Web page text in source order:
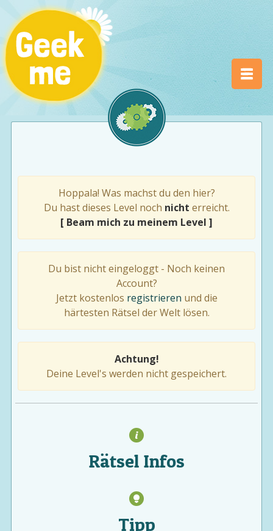
Hoppala! Was machst du den hier?
Du hast dieses Level noch nicht erreicht.
[ Beam mich zu meinem Level ]
Du bist nicht eingeloggt - Noch keinen
Account?
Jetzt kostenlos registrieren und die
härtesten Rätsel der Welt lösen.
Achtung!
Deine Level's werden nicht gespeichert.
Rätsel Infos
Tipp